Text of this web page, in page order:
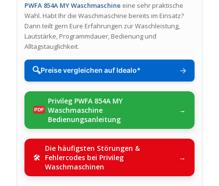
PWFA 854A MY Waschmaschine eine sehr praktische
Wahl. Habt Ihr die Waschmaschine bereits im Einsatz?
Dann teilt gern Eure Erfahrungen zur Waschleistung,
Lautstärke, Programmdauer, Bedienung und
Alltagstauglichkeit.
🔍Preise vergleichen auf Idealo* →
Privileg PWFA 854A MY
Waschmaschine
Bedienungsanleitung
Die häufigsten Störungen &
Fehlercodes bei Privileg
Waschmaschinen